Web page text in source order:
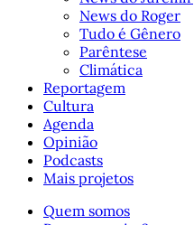
News do Roger
Tudo é Gênero
Parêntese
Climática
Reportagem
Cultura
Agenda
Opinião
Podcasts
Mais projetos
Quem somos